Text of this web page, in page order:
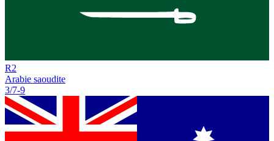
R2
Arabie saoudite
3/7-9